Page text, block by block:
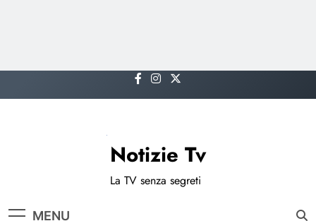
to
Notizie Tv
La TV senza segreti
MENU